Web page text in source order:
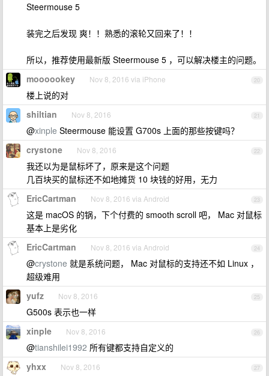
Steermouse 5
装完之后发现 爽！！熟悉的滚轮又回来了！！
所以，推荐使用最新版 Steermouse 5 ，可以解决楼主的问题。
20
moooookey Nov 8, 2016 via iPhone
楼上说的对
21
shiltian Nov 8, 2016
@xinple Steermouse 能设置 G700s 上面的那些按键吗？
22
crystone Nov 8, 2016
我还以为是鼠标坏了，原来是这个问题
几百块买的鼠标还不如地摊货 10 块钱的好用，无力
23
EricCartman Nov 8, 2016 via Android
这是 macOS 的锅，下个付费的 smooth scroll 吧， Mac 对鼠标
基本上是劣化
24
EricCartman Nov 8, 2016 via Android
@crystone 就是系统问题， Mac 对鼠标的支持还不如 Linux ，
超级难用
25
yufz Nov 8, 2016
G500s 表示也一样
26
xinple Nov 8, 2016
@tianshilei1992 所有键都支持自定义的
27
yhxx Nov 8, 2016